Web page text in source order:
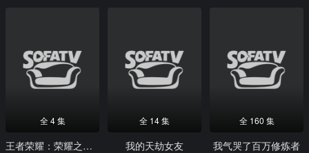
全 4 集
王者荣耀：荣耀之章命运篇
全 14 集
我的天劫女友
全 160 集
我气哭了百万修炼者